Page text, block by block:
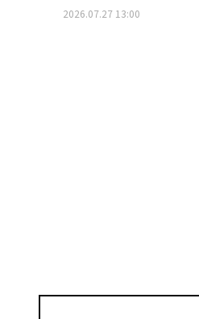
2026.07.27 13:00